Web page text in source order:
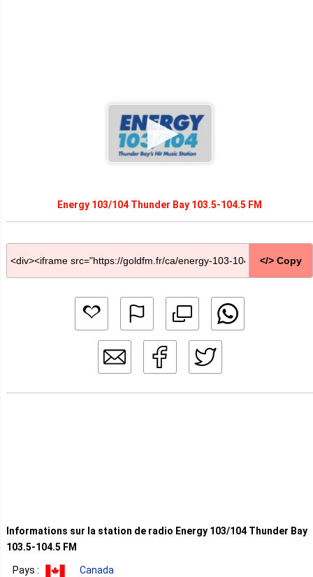
Energy 103/104 Thunder Bay 103.5-104.5 FM
</> Copy
Informations sur la station de radio Energy 103/104 Thunder Bay
103.5-104.5 FM
Pays : Canada